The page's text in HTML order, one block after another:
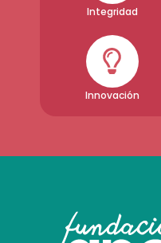
Integridad
Innovación